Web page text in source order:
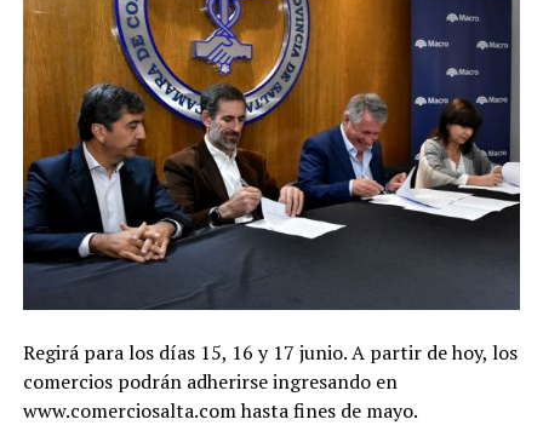
Regirá para los días 15, 16 y 17 junio. A partir de hoy, los
comercios podrán adherirse ingresando en
www.comerciosalta.com hasta fines de mayo.